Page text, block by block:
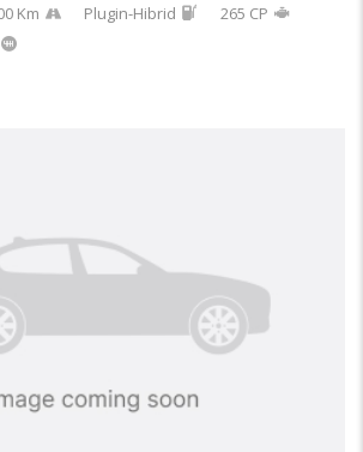
Km Plugin-Hibrid
265 CP